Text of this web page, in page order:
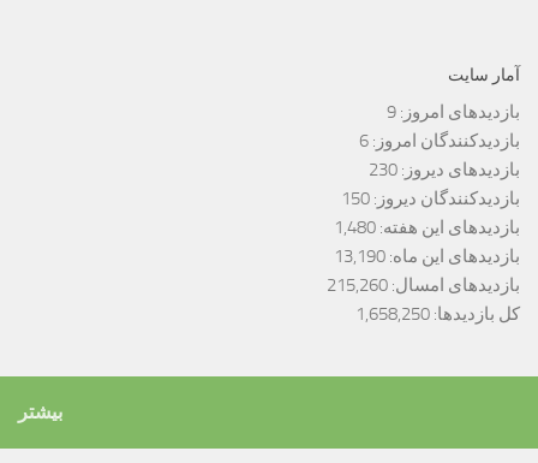
آمار سایت
بازدیدهای امروز: 9
بازدیدکنندگان امروز: 6
بازدیدهای دیروز: 230
بازدیدکنندگان دیروز: 150
بازدیدهای این هفته: 1,480
بازدیدهای این ماه: 13,190
بازدیدهای امسال: 215,260
کل بازدیدها: 1,658,250
بیشتر